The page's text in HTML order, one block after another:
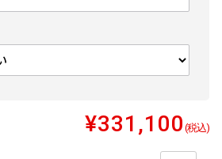
¥331,100 (税込)